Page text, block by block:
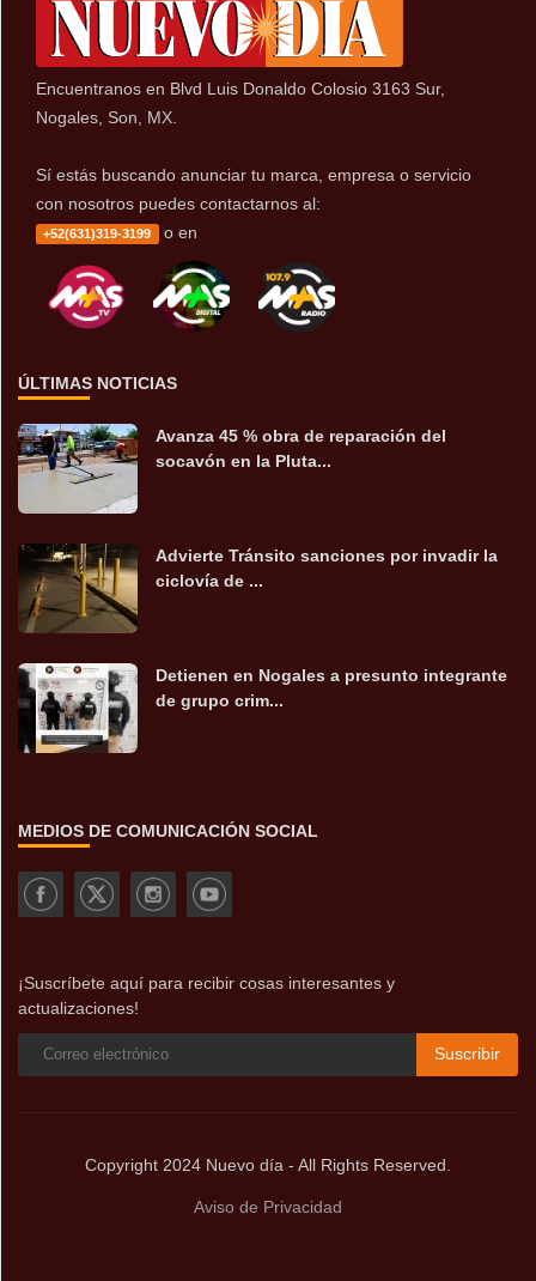
Encuentranos en Blvd Luis Donaldo Colosio 3163 Sur,
Nogales, Son, MX.
Sí estás buscando anunciar tu marca, empresa o servicio
con nosotros puedes contactarnos al:
+52(631)319-3199 o en
ÚLTIMAS NOTICIAS
Avanza 45 % obra de reparación del
socavón en la Pluta...
Advierte Tránsito sanciones por invadir la
ciclovía de ...
Detienen en Nogales a presunto integrante
de grupo crim...
MEDIOS DE COMUNICACIÓN SOCIAL
¡Suscríbete aquí para recibir cosas interesantes y
actualizaciones!
Suscribir
Copyright 2024 Nuevo día - All Rights Reserved.
Aviso de Privacidad